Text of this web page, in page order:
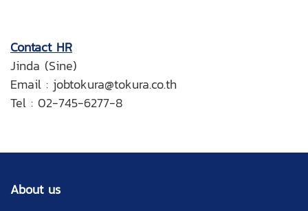
Contact HR
Jinda (Sine)
Email : jobtokura@tokura.co.th
Tel : 02-745-6277-8
About us